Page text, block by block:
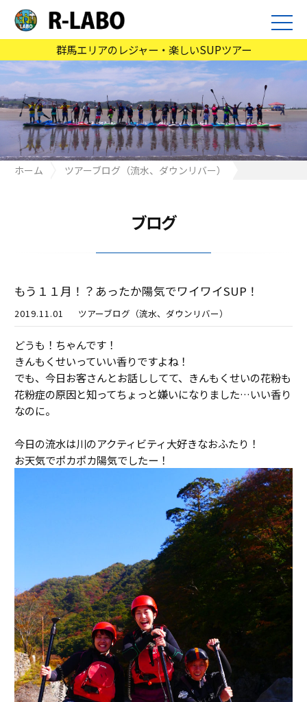
群馬エリアのレジャー・楽しいSUPツアー
ホーム
ツアーブログ（流水、ダウンリバー）
ブログ
もう１１月！？あったか陽気でワイワイSUP！
2019.11.01 ツアーブログ（流水、ダウンリバー）
どうも！ちゃんです！
きんもくせいっていい香りですよね！
でも、今日お客さんとお話ししてて、きんもくせいの花粉も
花粉症の原因と知ってちょっと嫌いになりました…いい香り
なのに。
今日の流水は川のアクティビティ大好きなおふたり！
お天気でポカポカ陽気でしたー！